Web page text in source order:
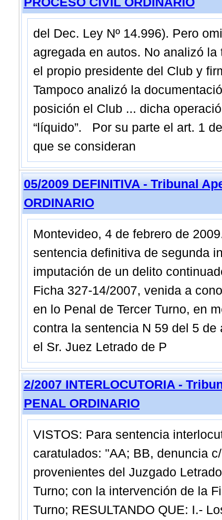
del Dec. Ley Nº 14.996). Pero
agregada en autos. No analizó
el propio presidente del Club y
Tampoco analizó la
posición el Club ... dicha
“líquido”. Por su parte el art. 1
que se consideran
05/2009 DEFINITIVA - Tribunal
ORDINARIO
Montevideo, 4 de febrero de
sentencia definitiva de segunda
imputación de un delito
Ficha 327-14/2007, venida a
en lo Penal de Tercer Turno, en
contra la sentencia N 59 del 5
el Sr. Juez Letrado de P
2/2007 INTERLOCUTORIA -
PENAL ORDINARIO
VISTOS: Para sentencia
caratulados: "AA; BB, denuncia
provenientes del Juzgado
Turno; con la intervención de la
Turno; RESULTANDO QUE: I.-